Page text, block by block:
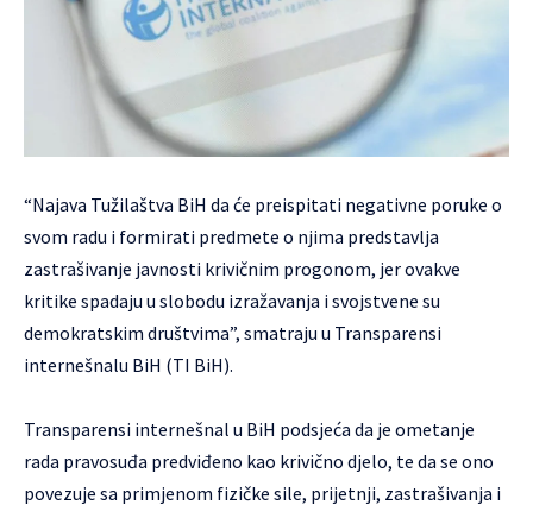
“Najava Tužilaštva BiH da će preispitati negativne poruke o
svom radu i formirati predmete o njima predstavlja
zastrašivanje javnosti krivičnim progonom, jer ovakve
kritike spadaju u slobodu izražavanja i svojstvene su
demokratskim društvima”, smatraju u Transparensi
internešnalu BiH (TI BiH).
Transparensi internešnal u BiH podsjeća da je ometanje
rada pravosuđa predviđeno kao krivično djelo, te da se ono
povezuje sa primjenom fizičke sile, prijetnji, zastrašivanja i